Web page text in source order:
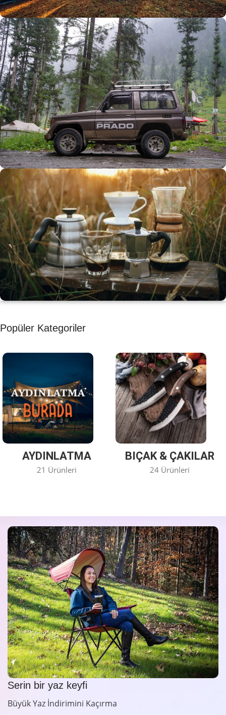
Büyük Yaz İndirimi
0
Günler
00
Hr
00
Min
00
SSK
Alışverişe Başla
ARAÇ AKSESUARLARI
SATIŞ VE MONTAJ
Keşfet
KAHVE KEYFİ
Kahvemizi Denediniz mi ?
Keşfet
Popüler Kategoriler
AYDINLATMA
21 Ürünleri
BIÇAK & ÇAKILAR
24 Ürünleri
Serin bir yaz keyfi
Büyük Yaz İndirimini Kaçırma